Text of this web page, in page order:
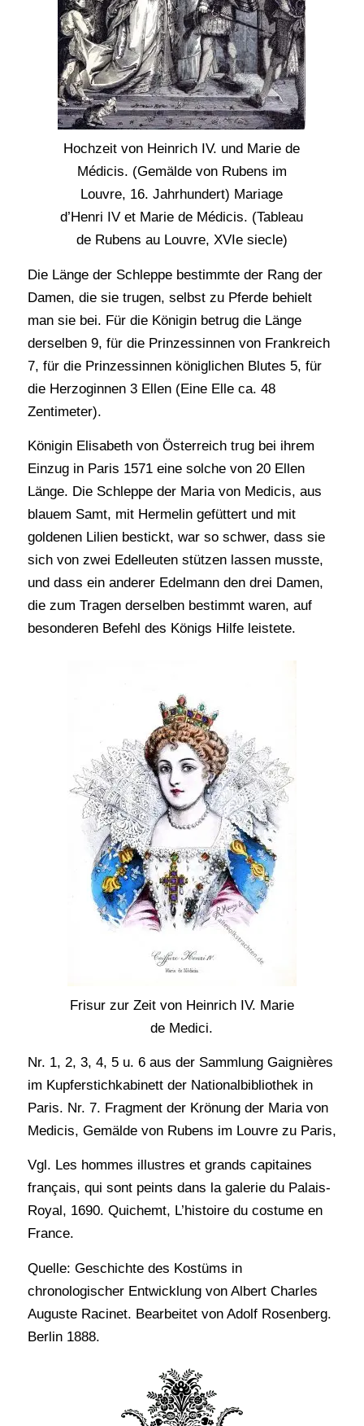
Hochzeit von Heinrich IV. und Marie de
Médicis. (Gemälde von Rubens im
Louvre, 16. Jahrhundert) Mariage
d’Henri IV et Marie de Médicis. (Tableau
de Rubens au Louvre, XVIe siecle)
Die Länge der Schleppe bestimmte der Rang der
Damen, die sie trugen, selbst zu Pferde behielt
man sie bei. Für die Königin betrug die Länge
derselben 9, für die Prinzessinnen von Frankreich
7, für die Prinzessinnen königlichen Blutes 5, für
die Herzoginnen 3 Ellen (Eine Elle ca. 48
Zentimeter).
Königin Elisabeth von Österreich trug bei ihrem
Einzug in Paris 1571 eine solche von 20 Ellen
Länge. Die Schleppe der Maria von Medicis, aus
blauem Samt, mit Hermelin gefüttert und mit
goldenen Lilien bestickt, war so schwer, dass sie
sich von zwei Edelleuten stützen lassen musste,
und dass ein anderer Edelmann den drei Damen,
die zum Tragen derselben bestimmt waren, auf
besonderen Befehl des Königs Hilfe leistete.
Frisur zur Zeit von Heinrich IV. Marie
de Medici.
Nr. 1, 2, 3, 4, 5 u. 6 aus der Sammlung Gaignières
im Kupferstichkabinett der Nationalbibliothek in
Paris. Nr. 7. Fragment der Krönung der Maria von
Medicis, Gemälde von Rubens im Louvre zu Paris,
Vgl. Les hommes illustres et grands capitaines
français, qui sont peints dans la galerie du Palais-
Royal, 1690. Quichemt, L’histoire du costume en
France.
Quelle: Geschichte des Kostüms in
chronologischer Entwicklung von Albert Charles
Auguste Racinet. Bearbeitet von Adolf Rosenberg.
Berlin 1888.